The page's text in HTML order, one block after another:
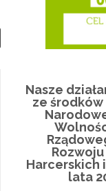
16
Życie
okazje
Weź
dorzuć
Nasze
ze
Harcerskich
lata